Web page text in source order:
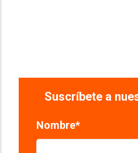
Suscríbete a
Nombre*